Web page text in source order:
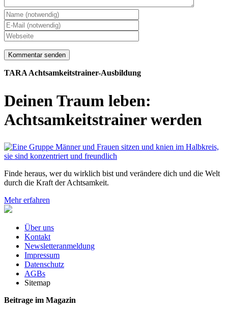
TARA Achtsamkeitstrainer-Ausbildung
Deinen Traum leben:
Achtsamkeits­trainer werden
Finde heraus, wer du wirklich bist und verändere dich und die Welt
durch die Kraft der Achtsamkeit.
Mehr erfahren
Über uns
Kontakt
Newsletteranmeldung
Impressum
Datenschutz
AGBs
Sitemap
Beitrage im Magazin